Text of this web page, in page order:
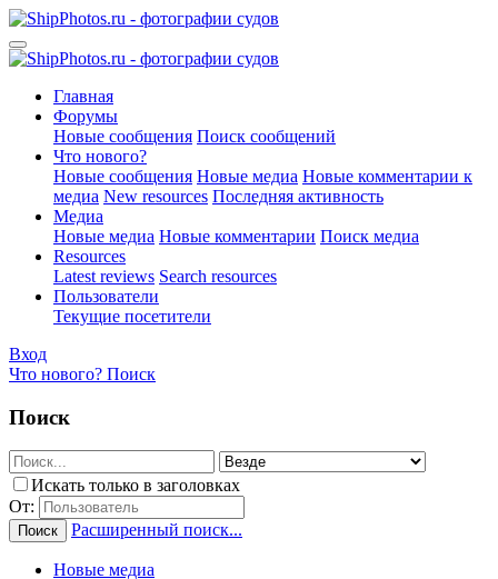
Главная
Форумы
Новые сообщения Поиск сообщений
Что нового?
Новые сообщения Новые медиа Новые комментарии к
медиа New resources Последняя активность
Медиа
Новые медиа Новые комментарии Поиск медиа
Resources
Latest reviews Search resources
Пользователи
Текущие посетители
Вход
Что нового? Поиск
Поиск
Искать только в заголовках
От:
Поиск Расширенный поиск...
Новые медиа